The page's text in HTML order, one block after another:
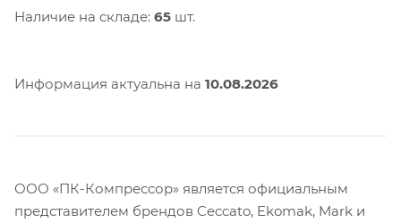
Наличие на складе: 65 шт.
Информация актуальна на 10.08.2026
ООО «ПК-Компрессор» является официальным
представителем брендов Ceccato, Ekomak, Mark и